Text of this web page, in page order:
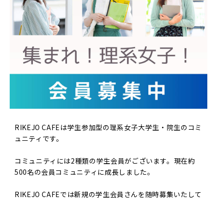
RIKEJO CAFEは学生参加型の理系女子大学生・院生のコミ
ュニティです。
コミュニティには2種類の学生会員がございます。現在約
500名の会員コミュニティに成長しました。
RIKEJO CAFEでは新規の学生会員さんを随時募集いたして